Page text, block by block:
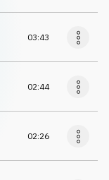
03:43
02:44
02:26